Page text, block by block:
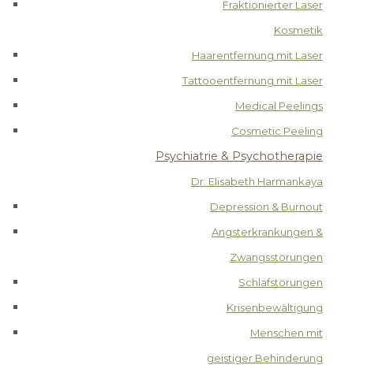
Fraktionierter Laser
Kosmetik
Haarentfernung mit Laser
Tattooentfernung mit Laser
Medical Peelings
Cosmetic Peeling
Psychiatrie & Psychotherapie
Dr. Elisabeth Harmankaya
Depression & Burnout
Angsterkrankungen &
Zwangsstörungen
Schlafstörungen
Krisenbewältigung
Menschen mit
geistiger Behinderung